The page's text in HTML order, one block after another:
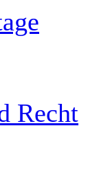
Recht